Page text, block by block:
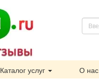
Каталог услуг О нас